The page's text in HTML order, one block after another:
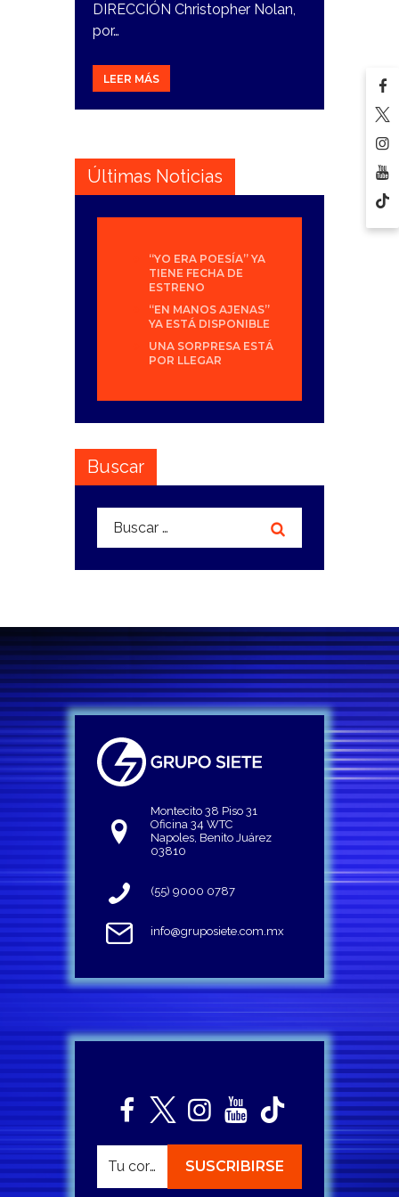
DIRECCIÓN Christopher Nolan,
por…
LEER MÁS
Últimas Noticias
“YO ERA POESÍA” YA
TIENE FECHA DE
ESTRENO
“EN MANOS AJENAS”
YA ESTÁ DISPONIBLE
UNA SORPRESA ESTÁ
POR LLEGAR
Buscar
Buscar:
Montecito 38 Piso 31
Oficina 34 WTC
Napoles, Benito Juárez
03810
(55) 9000 0787
info@gruposiete.com.mx